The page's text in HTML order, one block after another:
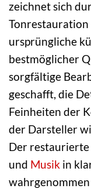
zeichnet sich
Tonrestauration
ursprüngliche
bestmöglicher
sorgfältige
geschafft, die
Feinheiten der
der Darsteller
Der restaurierte
und Musik in